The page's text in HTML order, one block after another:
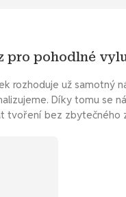
pro pohodlné
rozhoduje už samotný
Díky tomu se
tvoření bez zbytečného